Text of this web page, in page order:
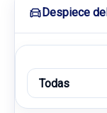
Despiece